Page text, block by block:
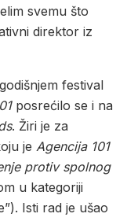
svemu što
direktor iz
festival
posrećilo se i na
. Žiri je za
je Agencija 101
protiv spolnog
u kategoriji
Isti rad je ušao